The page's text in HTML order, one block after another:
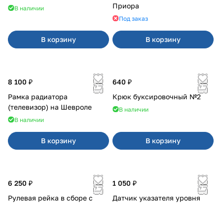
В наличии
В корзину
Приора
Под заказ
В корзину
8 100 ₽
Рамка радиатора
(телевизор) на Шевроле
В наличии
В корзину
640 ₽
Крюк буксировочный №2
В наличии
В корзину
6 250 ₽
Рулевая рейка в сборе с
1 050 ₽
Датчик указателя уровня